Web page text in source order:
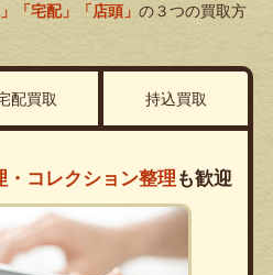
」「宅配」「店頭」 の３つの買取方
配買取 持込買取
・コレクション整理 も歓迎